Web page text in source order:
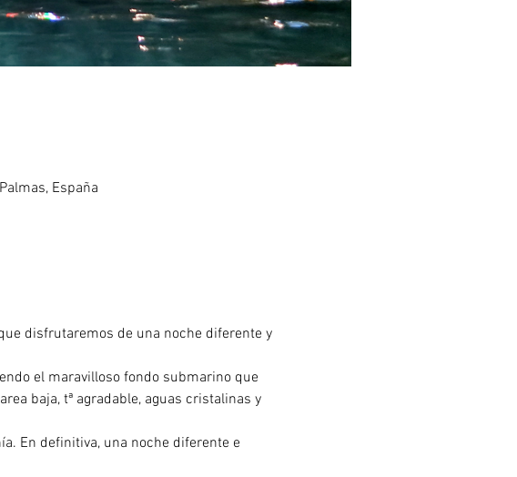
España
disfrutaremos de una noche diferente y
el maravilloso fondo submarino que
baja, tª agradable, aguas cristalinas y
En definitiva, una noche diferente e